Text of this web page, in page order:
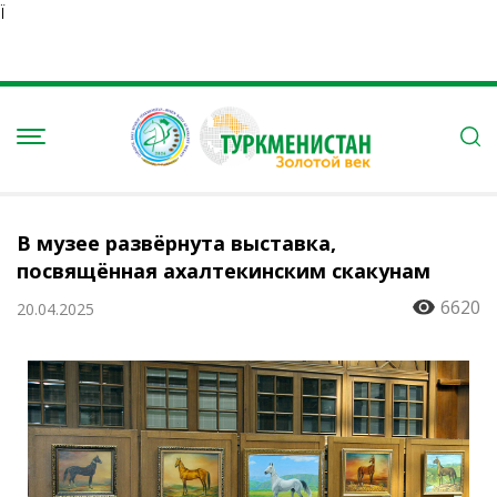
Ï
В музее развёрнута выставка,
посвящённая ахалтекинским скакунам
20.04.2025 6620